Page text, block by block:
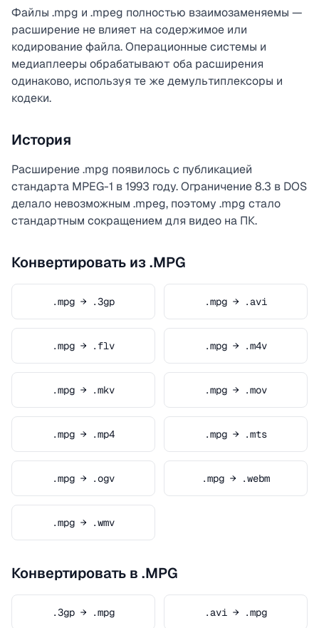
Файлы .mpg и .mpeg полностью взаимозаменяемы —
расширение не влияет на содержимое или
кодирование файла. Операционные системы и
медиаплееры обрабатывают оба расширения
одинаково, используя те же демультиплексоры и
кодеки.
История
Расширение .mpg появилось с публикацией
стандарта MPEG-1 в 1993 году. Ограничение 8.3 в DOS
делало невозможным .mpeg, поэтому .mpg стало
стандартным сокращением для видео на ПК.
Конвертировать из .MPG
.mpg → .3gp .mpg → .avi
.mpg → .flv .mpg → .m4v
.mpg → .mkv .mpg → .mov
.mpg → .mp4 .mpg → .mts
.mpg → .ogv .mpg → .webm
.mpg → .wmv
Конвертировать в .MPG
.3gp → .mpg .avi → .mpg